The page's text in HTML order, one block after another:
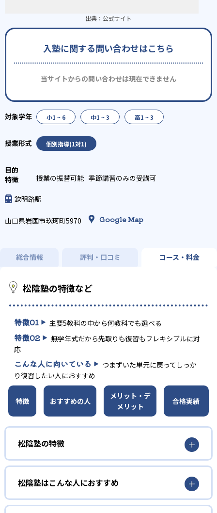
出典： 公式サイト
入塾に関する問い合わせはこちら
当サイトからの問い合わせは現在できません
小1 ~ 6 中1 ~ 3 高1 ~ 3
個別指導(1対1)
授業の振替可能 季節講習のみの受講可
欽明路駅
山口県岩国市玖珂町5970 Google Map
総合情報 評判・口コミ コース・料金
松陰塾の特徴など
特徴01 主要5教科の中から何教科でも選べる
特徴02
無学年式だから先取りも復習もフレキシブルに対
応
こんな人に向いている
つまずいた単元に戻ってしっか
り復習したい人におすすめ
特徴 おすすめの人
メリット・デ
メリット
合格実績
松陰塾の特徴
01
月額定額制で通い放題
松陰塾では、平日に毎日通っても月謝が変わらない月額定
額制の通い放題プランを用意している。主要5教科より何教
科でも選べるため、それぞれのニーズに応じて効率的に学
松陰塾はこんな人におすすめ
小学生低学年